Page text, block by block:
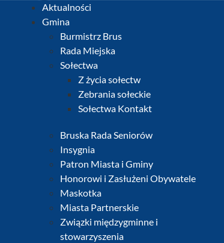
Aktualności
Gmina
Burmistrz Brus
Rada Miejska
Sołectwa
Z życia sołectw
Zebrania sołeckie
Sołectwa Kontakt
Bruska Rada Seniorów
Insygnia
Patron Miasta i Gminy
Honorowi i Zasłużeni Obywatele
Maskotka
Miasta Partnerskie
Związki międzygminne i
stowarzyszenia